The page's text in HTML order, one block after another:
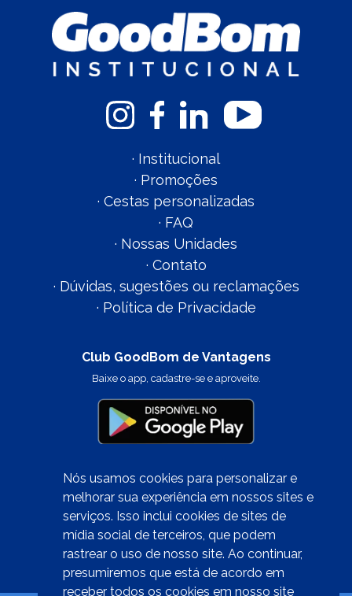
Nós usamos cookies para personalizar e
melhorar sua experiência em nossos sites e
serviços. Isso inclui cookies de sites de
mídia social de terceiros, que podem
rastrear o uso de nosso site. Ao continuar,
presumiremos que está de acordo em
receber todos os cookies em nosso site
· Institucional
· Promoções
· Cestas personalizadas
· FAQ
· Nossas Unidades
· Contato
· Dúvidas, sugestões ou reclamações
· Política de Privacidade
Club GoodBom de Vantagens
Baixe o app, cadastre-se e aproveite.
Quer trabalhar conosco?
clique aqui